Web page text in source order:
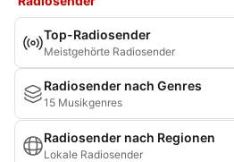
Top-Radiosender
Meistgehörte Radiosender
Radiosender nach Genres
15 Musikgenres
Radiosender nach Regionen
Lokale Radiosender